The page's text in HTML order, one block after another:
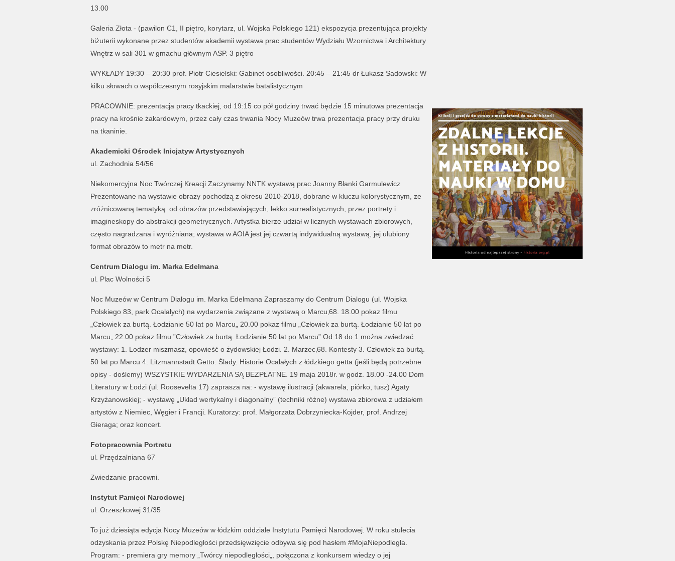
13.00
Galeria Złota - (pawilon C1, II piętro, korytarz, ul. Wojska Polskiego 121) ekspozycja prezentująca projekty
biżuterii wykonane przez studentów akademii wystawa prac studentów Wydziału Wzornictwa i Architektury
Wnętrz w sali 301 w gmachu głównym ASP. 3 piętro
WYKŁADY 19:30 – 20:30 prof. Piotr Ciesielski: Gabinet osobliwości. 20:45 – 21:45 dr Łukasz Sadowski: W
kilku słowach o współczesnym rosyjskim malarstwie batalistycznym
PRACOWNIE: prezentacja pracy tkackiej, od 19:15 co pół godziny trwać będzie 15 minutowa prezentacja
pracy na krośnie żakardowym, przez cały czas trwania Nocy Muzeów trwa prezentacja pracy przy druku
na tkaninie.
Akademicki Ośrodek Inicjatyw Artystycznych
ul. Zachodnia 54/56
Niekomercyjna Noc Twórczej Kreacji Zaczynamy NNTK wystawą prac Joanny Blanki Garmulewicz
Prezentowane na wystawie obrazy pochodzą z okresu 2010-2018, dobrane w kluczu kolorystycznym, ze
zróżnicowaną tematyką: od obrazów przedstawiających, lekko surrealistycznych, przez portrety i
imagineskopy do abstrakcji geometrycznych. Artystka bierze udział w licznych wystawach zbiorowych,
często nagradzana i wyróżniana; wystawa w AOIA jest jej czwartą indywidualną wystawą, jej ulubiony
format obrazów to metr na metr.
Centrum Dialogu im. Marka Edelmana
ul. Plac Wolności 5
Noc Muzeów w Centrum Dialogu im. Marka Edelmana Zapraszamy do Centrum Dialogu (ul. Wojska
Polskiego 83, park Ocalałych) na wydarzenia związane z wystawą o Marcu‚68. 18.00 pokaz filmu
„Człowiek za burtą. Łodzianie 50 lat po Marcu„ 20.00 pokaz filmu „Człowiek za burtą. Łodzianie 50 lat po
Marcu„ 22.00 pokaz filmu ”Człowiek za burtą. Łodzianie 50 lat po Marcu” Od 18 do 1 można zwiedzać
wystawy: 1. Lodzer miszmasz, opowieść o żydowskiej Łodzi. 2. Marzec‚68. Kontesty 3. Człowiek za burtą.
50 lat po Marcu 4. Litzmannstadt Getto. Ślady. Historie Ocalałych z łódzkiego getta (jeśli będą potrzebne
opisy - doślemy) WSZYSTKIE WYDARZENIA SĄ BEZPŁATNE. 19 maja 2018r. w godz. 18.00 -24.00 Dom
Literatury w Łodzi (ul. Roosevelta 17) zaprasza na: - wystawę ilustracji (akwarela, piórko, tusz) Agaty
Krzyżanowskiej; - wystawę „Układ wertykalny i diagonalny” (techniki różne) wystawa zbiorowa z udziałem
artystów z Niemiec, Węgier i Francji. Kuratorzy: prof. Małgorzata Dobrzyniecka-Kojder, prof. Andrzej
Gieraga; oraz koncert.
Fotopracownia Portretu
ul. Przędzalniana 67
Zwiedzanie pracowni.
Instytut Pamięci Narodowej
ul. Orzeszkowej 31/35
To już dziesiąta edycja Nocy Muzeów w łódzkim oddziale Instytutu Pamięci Narodowej. W roku stulecia
odzyskania przez Polskę Niepodległości przedsięwzięcie odbywa się pod hasłem #MojaNiepodległa.
Program: - premiera gry memory „Twórcy niepodległości„, połączona z konkursem wiedzy o jej